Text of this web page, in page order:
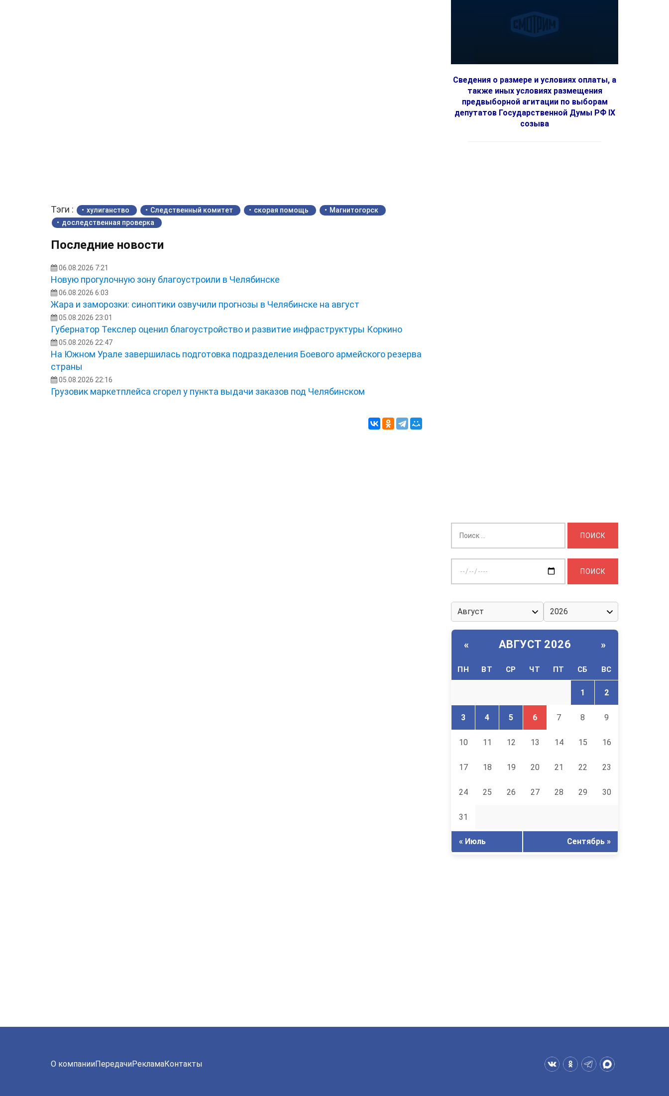
Тэги : хулиганство Следственный комитет скорая помощь
Магнитогорск
доследственная проверка
Последние новости
06.08.2026 7:21
Новую прогулочную зону благоустроили в Челябинске
06.08.2026 6:03
Жара и заморозки: синоптики озвучили прогнозы в Челябинске на август
05.08.2026 23:01
Губернатор Текслер оценил благоустройство и развитие инфраструктуры Коркино
05.08.2026 22:47
На Южном Урале завершилась подготовка подразделения Боевого армейского резерва
страны
05.08.2026 22:16
Грузовик маркетплейса сгорел у пункта выдачи заказов под Челябинском
Сведения о размере и условиях оплаты, а
также иных условиях размещения
предвыборной агитации по выборам
депутатов Государственной Думы РФ IX
созыва
дату:
« АВГУСТ 2026 »
ПН ВТ СР ЧТ ПТ СБ ВС
1 2
3 4 5 6 7 8 9
10 11 12 13 14 15 16
17 18 19 20 21 22 23
24 25 26 27 28 29 30
31
« Июль Сентябрь »
О компанииПередачиРекламаКонтакты